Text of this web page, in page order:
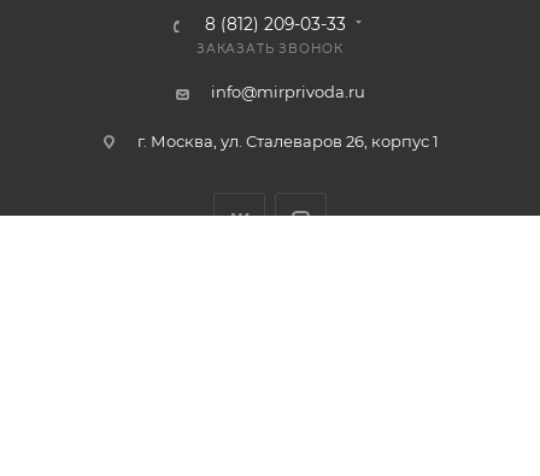
8 (812) 209-03-33
ЗАКАЗАТЬ ЗВОНОК
info@mirprivoda.ru
г. Москва, ул. Сталеваров 26, корпус 1